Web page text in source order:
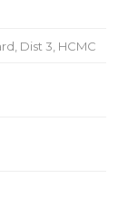
Dist 3, HCMC